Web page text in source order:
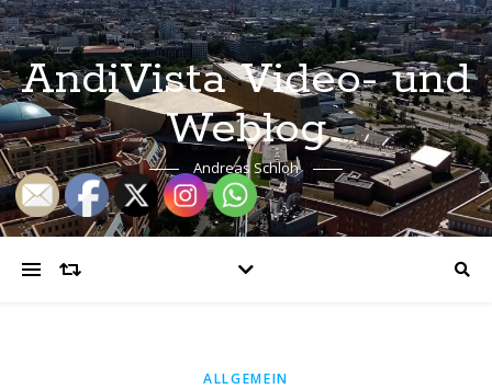
AndiVista Video- und
Weblog
Andreas Schloh
ALLGEMEIN